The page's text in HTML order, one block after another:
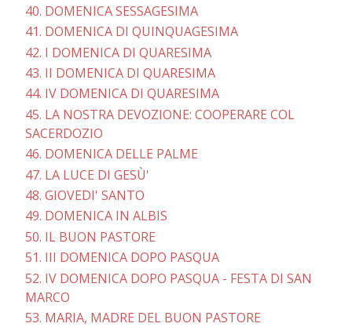
40. DOMENICA SESSAGESIMA
41. DOMENICA DI QUINQUAGESIMA
42. I DOMENICA DI QUARESIMA
43. II DOMENICA DI QUARESIMA
44. IV DOMENICA DI QUARESIMA
45. LA NOSTRA DEVOZIONE: COOPERARE COL
SACERDOZIO
46. DOMENICA DELLE PALME
47. LA LUCE DI GESÙ'
48. GIOVEDI' SANTO
49. DOMENICA IN ALBIS
50. IL BUON PASTORE
51. III DOMENICA DOPO PASQUA
52. IV DOMENICA DOPO PASQUA - FESTA DI SAN
MARCO
53. MARIA, MADRE DEL BUON PASTORE